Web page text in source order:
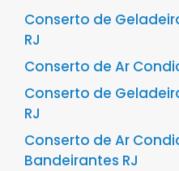
Conserto de
RJ
Conserto de Ar
Conserto de
RJ
Conserto de Ar
Bandeirantes RJ